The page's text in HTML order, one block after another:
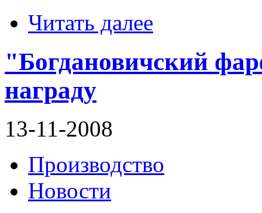
Читать далее
"Богдановичский
награду
13-11-2008
Производство
Новости